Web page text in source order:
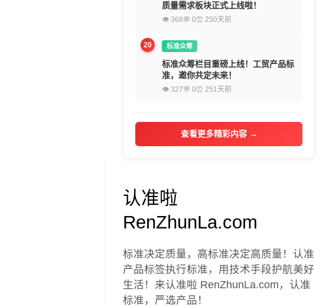
质量需求板块正式上线啦！
👁 368💬 0⏰ 250天前
20 标准众筹
标准众筹栏目重磅上线！工贸产品标
准，邀你共定未来！
👁 327💬 0⏰ 251天前
查看更多精彩内容 →
认准啦
RenZhunLa.com
标准决定质量，高标准决定高质量！认准
产品标签执行标准，用技术手段护航美好
生活！来认准啦 RenZhunLa.com，认准
标准，严选产品！